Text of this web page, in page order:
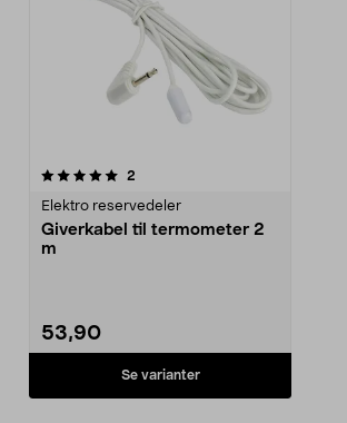
2
Elektro reservedeler
Giverkabel til termometer 2
m
53,90
Se varianter